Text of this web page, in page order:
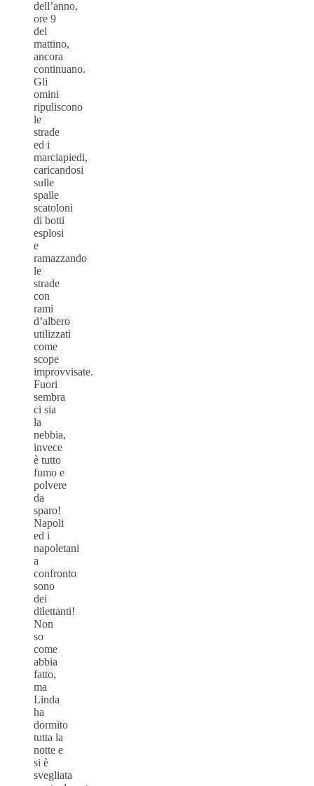
dell’anno,
ore 9
del
mattino,
ancora
continuano.
Gli
omini
ripuliscono
le
strade
ed i
marciapiedi,
caricandosi
sulle
spalle
scatoloni
di botti
esplosi
e
ramazzando
le
strade
con
rami
d’albero
utilizzati
come
scope
improvvisate.
Fuori
sembra
ci sia
la
nebbia,
invece
è tutto
fumo e
polvere
da
sparo!
Napoli
ed i
napoletani
a
confronto
sono
dei
dilettanti!
Non
so
come
abbia
fatto,
ma
Linda
ha
dormito
tutta la
notte e
si è
svegliata